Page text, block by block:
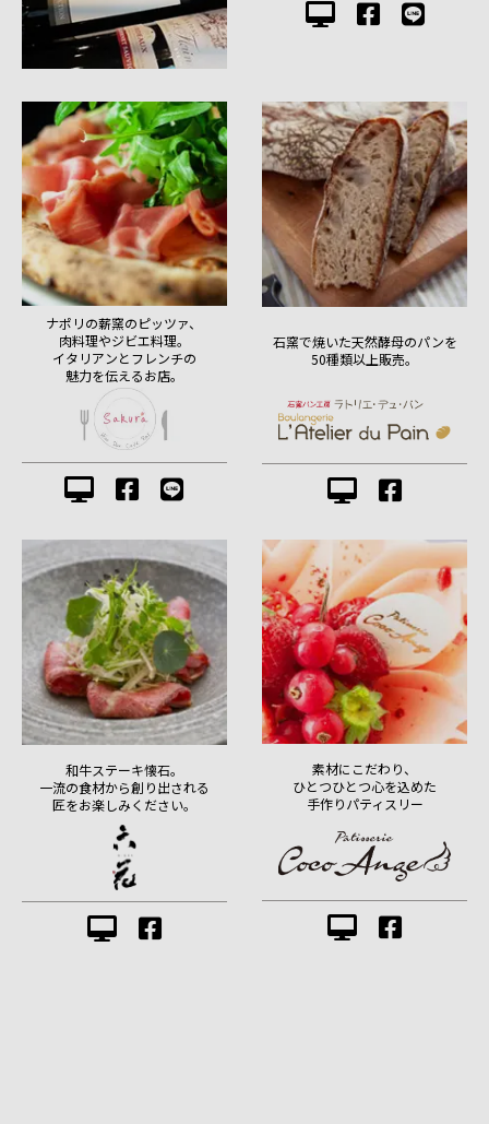
ナポリの薪窯のピッツァ、
肉料理やジビエ料理。
イタリアンとフレンチの
魅力を伝えるお店。
石窯で焼いた天然酵母のパンを
50種類以上販売。
和牛ステーキ懐石。
一流の食材から創り出される
匠をお楽しみください。
素材にこだわり、
ひとつひとつ心を込めた
手作りパティスリー